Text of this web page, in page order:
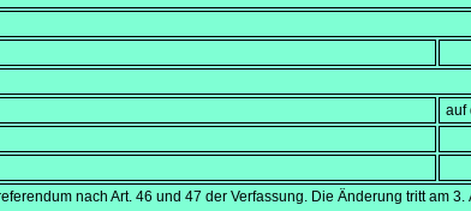
auf
nach Art. 46 und 47 der Verfassung. Die Änderung tritt am 3.